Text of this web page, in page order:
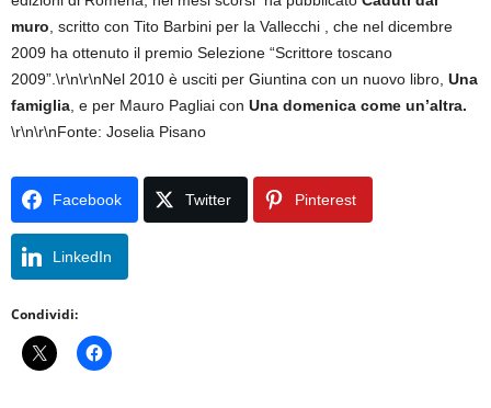
muro , scritto con Tito Barbini per la Vallecchi , che nel dicembre
2009 ha ottenuto il premio Selezione “Scrittore toscano
2009”.\r\n\r\nNel 2010 è usciti per Giuntina con un nuovo libro, Una
famiglia , e per Mauro Pagliai con Una domenica come un’altra.
\r\n\r\nFonte: Joselia Pisano
Facebook Twitter Pinterest
LinkedIn
Condividi: